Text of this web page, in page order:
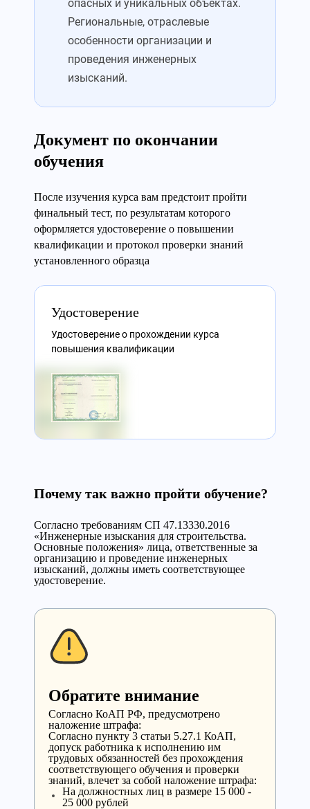
опасных и уникальных объектах.
Региональные, отраслевые
особенности организации и
проведения инженерных
изысканий.
Документ по окончании
обучения
После изучения курса вам предстоит пройти
финальный тест, по результатам которого
оформляется удостоверение о повышении
квалификации и протокол проверки знаний
установленного образца
Удостоверение
Удостоверение о прохождении курса
повышения квалификации
Почему так важно пройти обучение?
Согласно требованиям СП 47.13330.2016
«Инженерные изыскания для строительства.
Основные положения» лица, ответственные за
организацию и проведение инженерных
изысканий, должны иметь соответствующее
удостоверение.
Обратите внимание
Cогласно КоАП РФ, предусмотрено
наложение штрафа:
Согласно пункту 3 статьи 5.27.1 КоАП,
допуск работника к исполнению им
трудовых обязанностей без прохождения
соответствующего обучения и проверки
знаний, влечет за собой наложение штрафа:
На должностных лиц в размере 15 000 -
25 000 рублей